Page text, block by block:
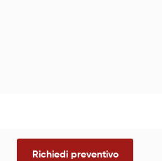
Richiedi preventivo